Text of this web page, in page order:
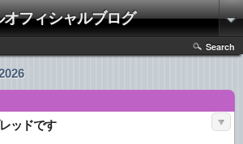
フィシャルブログ
Search
ッドです